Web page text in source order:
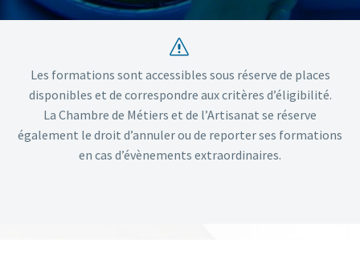
s
s
Les formations sont accessibles sous réserve de places
disponibles et de correspondre aux critères d’éligibilité.
La Chambre de Métiers et de l’Artisanat se réserve
également le droit d’annuler ou de reporter ses formations
en cas d’évènements extraordinaires.